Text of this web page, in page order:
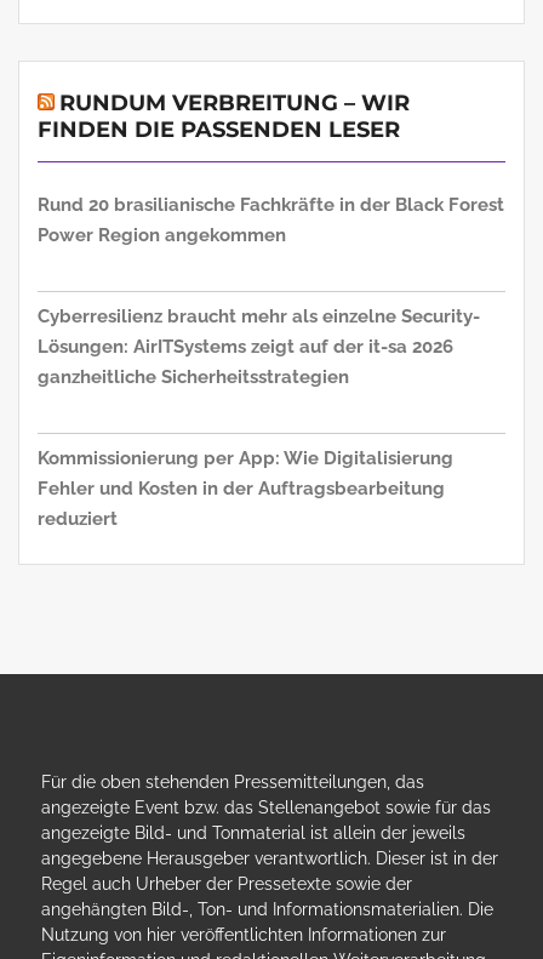
RUNDUM VERBREITUNG – WIR
FINDEN DIE PASSENDEN LESER
Rund 20 brasilianische Fachkräfte in der Black Forest
Power Region angekommen
Cyberresilienz braucht mehr als einzelne Security-
Lösungen: AirITSystems zeigt auf der it-sa 2026
ganzheitliche Sicherheitsstrategien
Kommissionierung per App: Wie Digitalisierung
Fehler und Kosten in der Auftragsbearbeitung
reduziert
Für die oben stehenden Pressemitteilungen, das
angezeigte Event bzw. das Stellenangebot sowie für das
angezeigte Bild- und Tonmaterial ist allein der jeweils
angegebene Herausgeber verantwortlich. Dieser ist in der
Regel auch Urheber der Pressetexte sowie der
angehängten Bild-, Ton- und Informationsmaterialien. Die
Nutzung von hier veröffentlichten Informationen zur